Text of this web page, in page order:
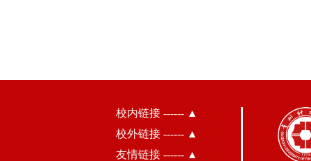
校内链接 ------ ▲
校外链接 ------ ▲
友情链接 ------ ▲